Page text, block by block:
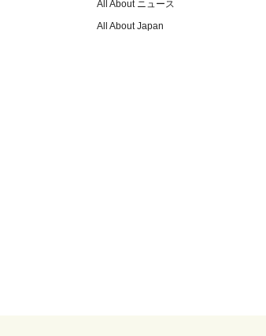
All About ニュース
All About Japan